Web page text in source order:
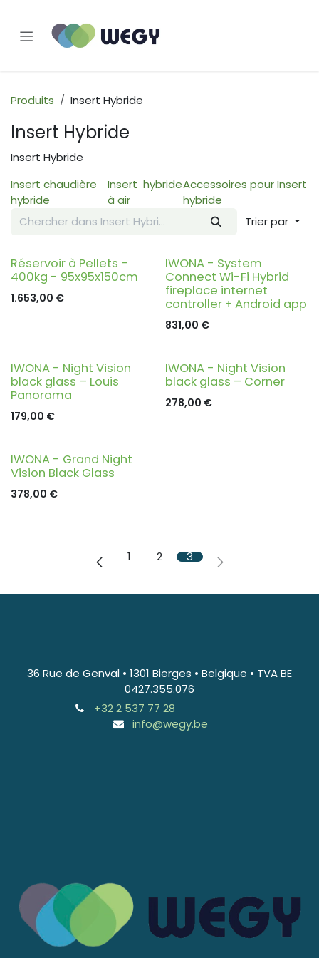
Produits Insert Hybride
Insert Hybride
Insert Hybride
Insert chaudière
hybride
Insert hybride
à air
Accessoires pour Insert
hybride
Trier par
Réservoir à Pellets -
400kg - 95x95x150cm
1.653,00 €
IWONA - System
Connect Wi-Fi Hybrid
fireplace internet
controller + Android app
831,00 €
IWONA - Night Vision
black glass – Louis
Panorama
179,00 €
IWONA - Night Vision
black glass – Corner
278,00 €
IWONA - Grand Night
Vision Black Glass
378,00 €
1 2 3
36 Rue de Genval • 1301 Bierges • Belgique • TVA BE
0427.355.076
+32 2 537 77 28
info@wegy.be